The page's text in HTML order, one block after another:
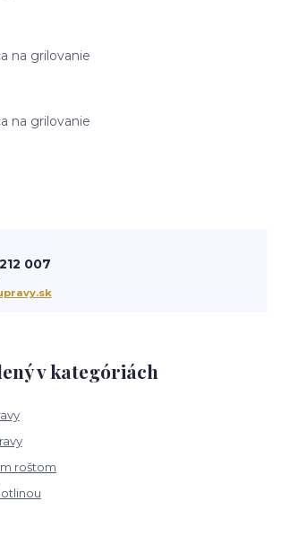
v kategóriách
roštom
007